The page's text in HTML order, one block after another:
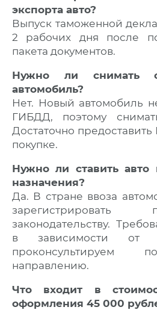
экспорта авто?
Выпуск таможенной
2 рабочих дня после
пакета документов.
Нужно ли снимать
автомобиль?
Нет. Новый автомобиль
ГИБДД, поэтому
Достаточно
покупке.
Нужно ли ставить авто
назначения?
Да. В стране ввоза
законодательству.
в зависимости
проконсультируем
направлению.
Что входит в
оформления 45 000